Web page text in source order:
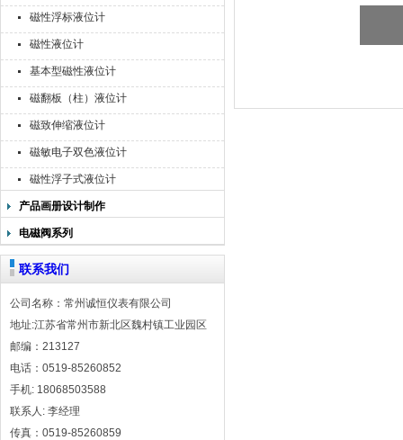
磁性浮标液位计
磁性液位计
基本型磁性液位计
磁翻板（柱）液位计
磁致伸缩液位计
磁敏电子双色液位计
磁性浮子式液位计
产品画册设计制作
电磁阀系列
联系我们
公司名称：常州诚恒仪表有限公司
地址:江苏省常州市新北区魏村镇工业园区
邮编：213127
电话：0519-85260852
手机: 18068503588
联系人: 李经理
传真：0519-85260859